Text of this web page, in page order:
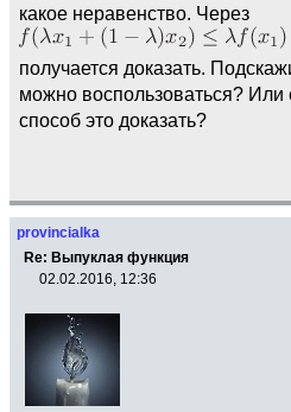
какое неравенство. Через
получается доказать.
можно воспользоваться? Или
способ это доказать?
provincialka
Re: Выпуклая функция
02.02.2016, 12:36